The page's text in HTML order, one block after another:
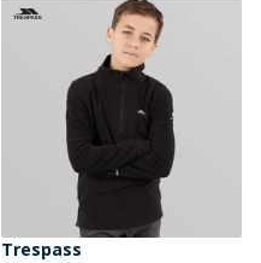
Trespass